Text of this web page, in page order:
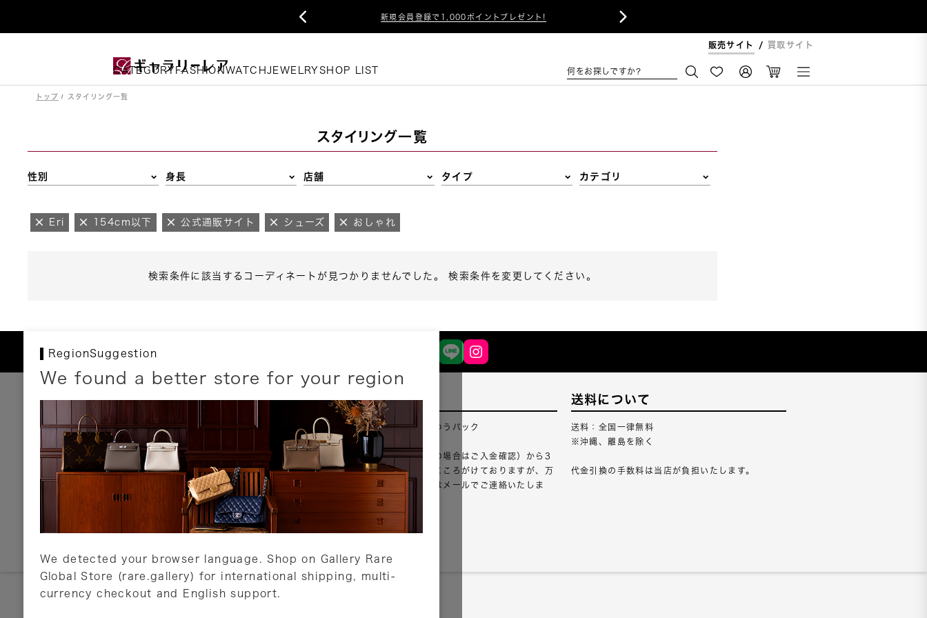
新規会員登録で1,000ポイントプレゼント!
 
販売サイト 買取サイト
CATEGORY FASHIONWATCHJEWELRY SHOP LIST 何をお探しですか?
トップ スタイリング一覧
スタイリング一覧
性別 身長 店舗 タイプ カテゴリ
Eri 154cm以下 公式通販サイト シューズ おしゃれ
検索条件に該当するコーディネートが見つかりませんでした。 検索条件を変更してください。
RegionSuggestion
We found a better store for your region
We detected your browser language. Shop on Gallery Rare
Global Store (rare.gallery) for international shipping, multi-
currency checkout and English support.
お支払いについて
以下のお支払方法が利用可能です。
クレジットカード
ショッピングローン
銀行振込・郵便振替
代金引換
Amazon Pay
PayPay
店頭支払い
詳しくはこちら
配送について
配送業者：佐川急便・ゆうパック
ご注文確認（銀行振込の場合はご入金確認）から3
営業日以内のご出荷をこころがけておりますが、万
が一出荷が遅れる場合はメールでご連絡いたしま
詳しくはこちら
送料について
送料：全国一律無料
※沖縄、離島を除く
代金引換の手数料は当店が負担いたします。